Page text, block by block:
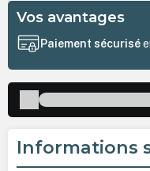
Vos avantages
Paiement sécurisé
Informations